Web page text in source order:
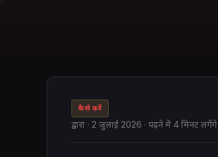
कैसे करें
द्वारा · 2 जुलाई 2026 · पढ़ने में 4 मिनट लगेंगे